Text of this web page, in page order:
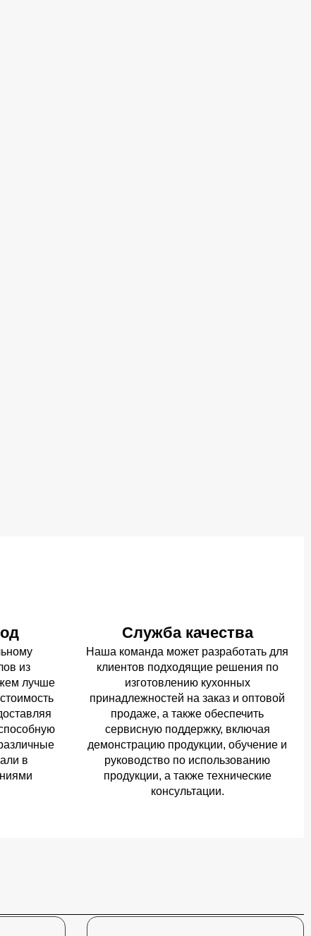
из
лучше
в
Служба качества
Наша команда может разработать для
клиентов подходящие решения по
изготовлению кухонных
принадлежностей на заказ и оптовой
продаже, а также обеспечить
сервисную поддержку, включая
демонстрацию продукции, обучение и
руководство по использованию
продукции, а также технические
консультации.